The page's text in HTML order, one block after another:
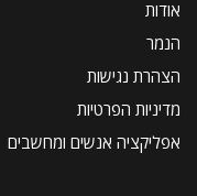
אודות
הנמר
הצהרת נגישות
מדיניות הפרטיות
אפליקציה אנשים ומחשבים